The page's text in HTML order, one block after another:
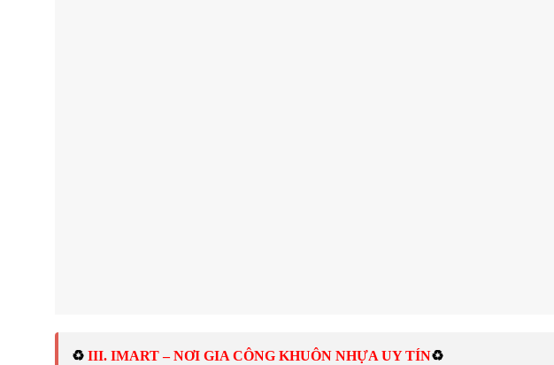
♻️ III. IMART – NƠI GIA CÔNG KHUÔN NHỰA UY TÍN♻️